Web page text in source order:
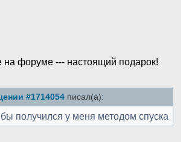
форуме --- настоящий подарок!
#1714054 писал(а):
получился у меня методом спуска